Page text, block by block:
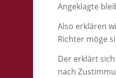
Angeklagte
Also erklären
Richter möge
Der erklärt
nach